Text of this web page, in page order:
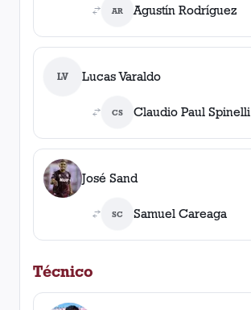
AR Agustín Rodríguez
LV Lucas Varaldo
CS Claudio Paul Spinelli
José Sand
SC Samuel Careaga
Técnico